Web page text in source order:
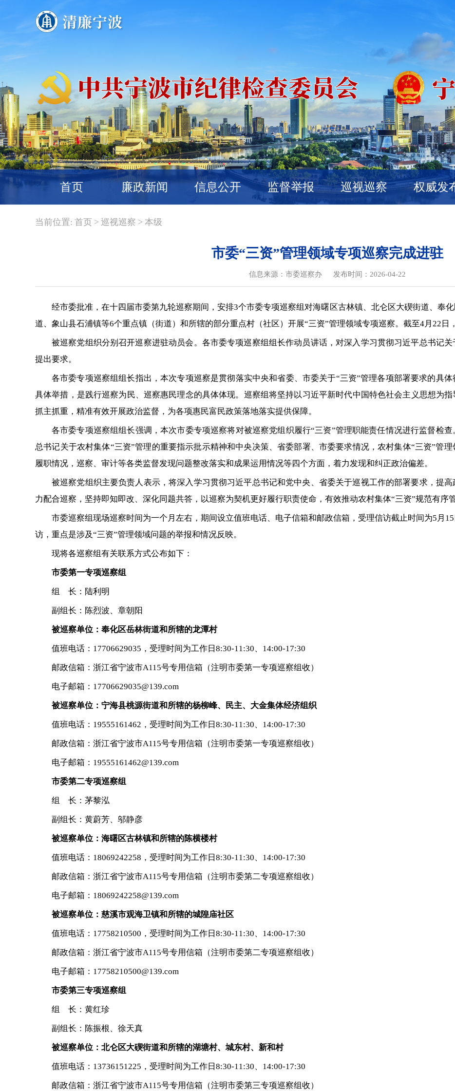
首页 廉政新闻 信息公开 监督举报 巡视巡察 权威发
当前位置: 首页 > 巡视巡察 > 本级
市委“三资”管理领域专项巡察完成进驻
信息来源：市委巡察办 发布时间：2026-04-22
经市委批准，在十四届市委第九轮巡察期间，安排3个市委专项巡察组对海曙区古林镇、北仑区大碶街道、奉
道、象山县石浦镇等6个重点镇（街道）和所辖的部分重点村（社区）开展“三资”管理领域专项巡察。截至4月22日
被巡察党组织分别召开巡察进驻动员会。各市委专项巡察组组长作动员讲话，对深入学习贯彻习近平总书记
提出要求。
各市委专项巡察组组长指出，本次专项巡察是贯彻落实中央和省委、市委关于“三资”管理各项部署要求的具
具体举措，是践行巡察为民、巡察惠民理念的具体体现。巡察组将坚持以习近平新时代中国特色社会主义思想为指
抓主抓重，精准有效开展政治监督，为各项惠民富民政策落地落实提供保障。
各市委专项巡察组组长强调，本次市委专项巡察将对被巡察党组织履行“三资”管理职能责任情况进行监督检
总书记关于农村集体“三资”管理的重要指示批示精神和中央决策、省委部署、市委要求情况，农村集体“三资”管
履职情况，巡察、审计等各类监督发现问题整改落实和成果运用情况等四个方面，着力发现和纠正政治偏差。
被巡察党组织主要负责人表示，将深入学习贯彻习近平总书记和党中央、省委关于巡视工作的部署要求，提
力配合巡察，坚持即知即改、深化同题共答，以巡察为契机更好履行职责使命，有效推动农村集体“三资”规范有序
市委巡察组现场巡察时间为一个月左右，期间设立值班电话、电子信箱和邮政信箱，受理信访截止时间为5月
访，重点是涉及“三资”管理领域问题的举报和情况反映。
现将各巡察组有关联系方式公布如下：
市委第一专项巡察组
组 长：陆利明
副组长：陈烈波、章朝阳
被巡察单位：奉化区岳林街道和所辖的龙潭村
值班电话：17706629035，受理时间为工作日8:30-11:30、14:00-17:30
邮政信箱：浙江省宁波市A115号专用信箱（注明市委第一专项巡察组收）
电子邮箱：17706629035@139.com
被巡察单位：宁海县桃源街道和所辖的杨柳峰、民主、大金集体经济组织
值班电话：19555161462，受理时间为工作日8:30-11:30、14:00-17:30
邮政信箱：浙江省宁波市A115号专用信箱（注明市委第一专项巡察组收）
电子邮箱：19555161462@139.com
市委第二专项巡察组
组 长：茅黎泓
副组长：黄蔚芳、邬静彦
被巡察单位：海曙区古林镇和所辖的陈横楼村
值班电话：18069242258，受理时间为工作日8:30-11:30、14:00-17:30
邮政信箱：浙江省宁波市A115号专用信箱（注明市委第二专项巡察组收）
电子邮箱：18069242258@139.com
被巡察单位：慈溪市观海卫镇和所辖的城隍庙社区
值班电话：17758210500，受理时间为工作日8:30-11:30、14:00-17:30
邮政信箱：浙江省宁波市A115号专用信箱（注明市委第二专项巡察组收）
电子邮箱：17758210500@139.com
市委第三专项巡察组
组 长：黄红珍
副组长：陈振根、徐天真
被巡察单位：北仑区大碶街道和所辖的湖塘村、城东村、新和村
值班电话：13736151225，受理时间为工作日8:30-11:30、14:00-17:30
邮政信箱：浙江省宁波市A115号专用信箱（注明市委第三专项巡察组收）